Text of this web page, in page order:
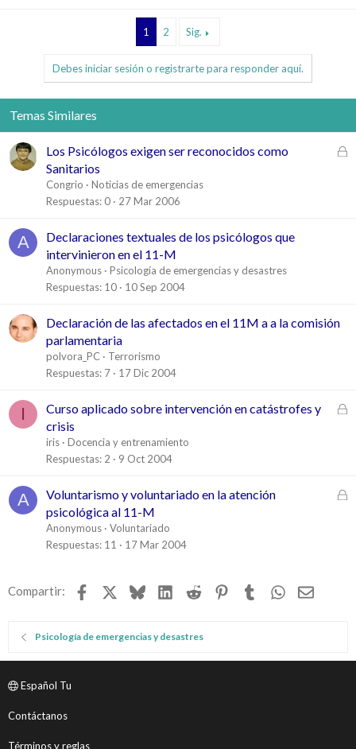
1 2 Sig.
Debes iniciar sesión o registrarte para responder aquí.
Temas Similares
C
Los Psicólogos exigen ser reconocidos como
Sanitarios
Congrio
Noticias de emergencias
Respuestas 0 27 Mar 2006
A
Declaraciones textuales de los psicólogos que
intervinieron en el 11-M
Anonymous
Psicología de emergencias y desastres
Respuestas 10 10 Sep 2004
Declaración de las afectados en el 11M a a la comisión
parlamentaria
polvora_PC
Terrorismo
Respuestas 7 17 Dic 2004
I
C
Curso aplicado sobre intervención en catástrofes y
crisis
iris
Docencia y entrenamiento
Respuestas 2 9 Oct 2004
A
C
Voluntarismo y voluntariado en la atención
psicológica al 11-M
Anonymous
Voluntariado
Respuestas 11 17 Mar 2004
Compartir: Facebook BlueskyLinkedIn
Reddit Pinterest
TumblrWhatsApp
Email
Psicología de emergencias y desastres
Español Tu
Contáctanos
Términos y reglas